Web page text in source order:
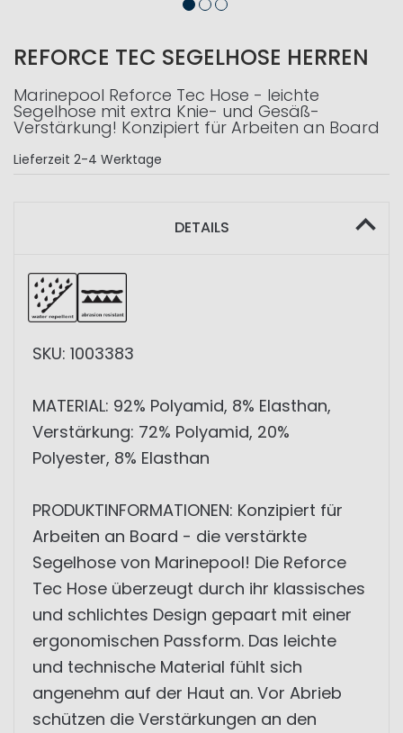
REFORCE TEC SEGELHOSE HERREN
Marinepool Reforce Tec Hose - leichte
Segelhose mit extra Knie- und Gesäß-
Verstärkung! Konzipiert für Arbeiten an Board
Lieferzeit 2-4 Werktage
DETAILS
SKU: 1003383
MATERIAL: 92% Polyamid, 8% Elasthan,
Verstärkung: 72% Polyamid, 20%
Polyester, 8% Elasthan
PRODUKTINFORMATIONEN: Konzipiert für
Arbeiten an Board - die verstärkte
Segelhose von Marinepool! Die Reforce
Tec Hose überzeugt durch ihr klassisches
und schlichtes Design gepaart mit einer
ergonomischen Passform. Das leichte
und technische Material fühlt sich
angenehm auf der Haut an. Vor Abrieb
schützen die Verstärkungen an den